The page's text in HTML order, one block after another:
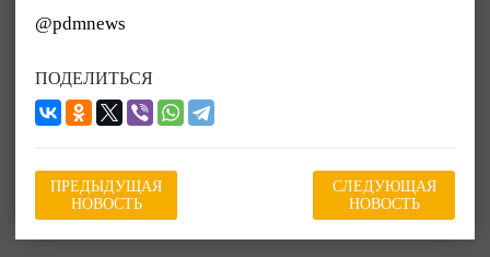
@pdmnews
ПОДЕЛИТЬСЯ
ПРЕДЫДУЩАЯ
НОВОСТЬ
СЛЕДУЮЩАЯ
НОВОСТЬ